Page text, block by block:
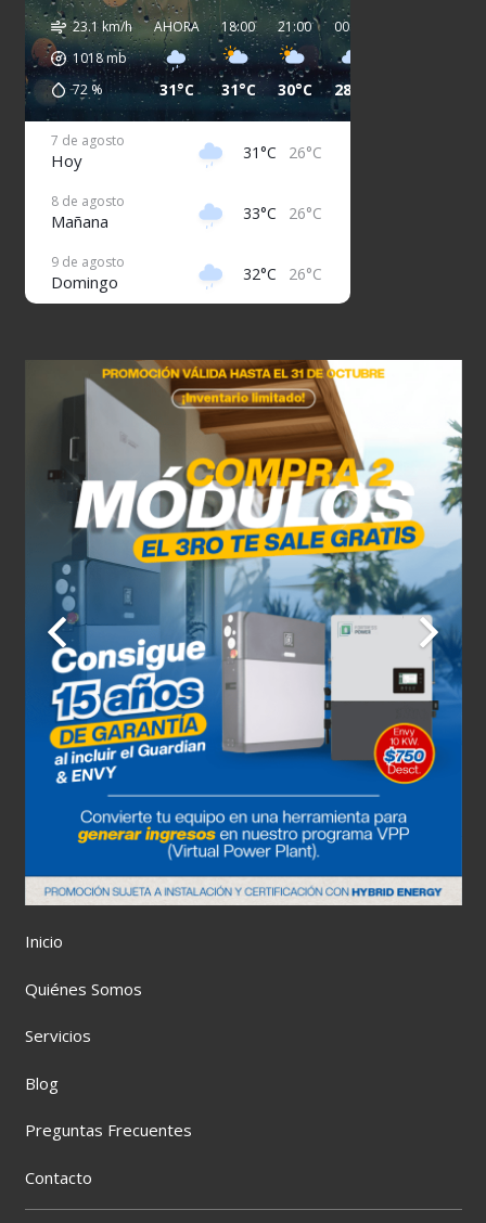
23.1 km/h
1018mb
72%
AHORA
31°C
18:00
31°C
21:00
30°C
00:00
28°C
7 de agosto
Hoy 31°C 26°C
8 de agosto
Mañana 33°C 26°C
9 de agosto
Domingo 32°C 26°C
11 de agosto
Martes 31°C 27°C
12 de agosto
Miércoles 32°C 26°C
13 de agosto
Jueves 32°C 26°C
Inicio
Quiénes Somos
Servicios
Blog
Preguntas Frecuentes
Contacto